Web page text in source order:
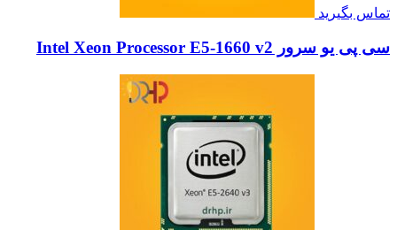
تماس بگیرید
سی پی یو سرور Intel Xeon Processor E5-1660 v2